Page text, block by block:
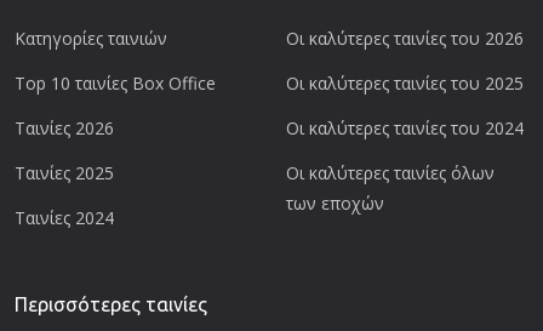
Κατηγορίες ταινιών
Top 10 ταινίες Box Office
Ταινίες 2026
Ταινίες 2025
Ταινίες 2024
Οι καλύτερες ταινίες του 2026
Οι καλύτερες ταινίες του 2025
Οι καλύτερες ταινίες του 2024
Οι καλύτερες ταινίες όλων
των εποχών
Περισσότερες ταινίες